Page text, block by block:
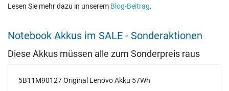
Lesen Sie mehr dazu in unserem Blog-Beitrag.
Notebook Akkus im SALE - Sonderaktionen
Diese Akkus müssen alle zum Sonderpreis raus
5B11M90127 Original Lenovo Akku 57Wh